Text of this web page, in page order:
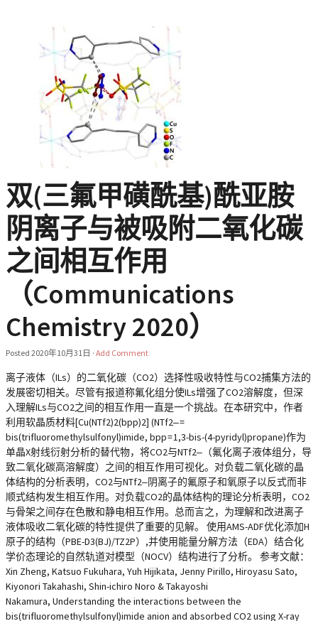
双(三氟甲磺酰基)酰亚胺
阴离子与被吸附二氧化碳
之间相互作用
（Communications
Chemistry 2020）
Posted 2020年10月31日 · Add Comment
离子液体（ILs）的二氧化碳（CO2）选择性吸收特性与CO2捕集方法的
发展密切相关。尽管有报道称氟化组分使ILs增强了CO2溶解度，但深
入理解ILs与CO2之间的相互作用一直是一个挑战。在本研究中，作者
利用软晶质材料[Cu(NTf2)2(bpp)2] (NTf2‒ =
bis(trifluoromethylsulfonyl)imide, bpp = 1,3-bis-(4-pyridyl)propane)作为
单晶X射线衍射分析的替代物，将CO2与NTf2‒（氟化离子液体组分，导
致二氧化碳高溶解度）之间的相互作用可视化。对负载二氧化碳的晶
体结构的分析表明，CO2与NTf2‒阴离子的氟原子和氧原子以反式而非
顺式结构发生相互作用。对负载CO2的晶体结构的理论分析表明，CO2
与骨架之间存在色散和静电相互作用。总而言之，为理解和改进离子
液体吸收二氧化碳的特性提供了重要的见解。 使用AMS-ADF优化添加H
原子的结构（PBE-D3(BJ)/TZ2P）,并使用能量分解方法（EDA）结合化
学价态理论的自然轨道对模型（NOCV）结构进行了分析。 参考文献：
Xin Zheng, Katsuo Fukuhara, Yuh Hijikata, Jenny Pirillo, Hiroyasu Sato,
Kiyonori Takahashi, Shin-ichiro Noro & Takayoshi
Nakamura, Understanding the interactions between the
bis(trifluoromethylsulfonyl)imide anion and absorbed CO2 using X-ray